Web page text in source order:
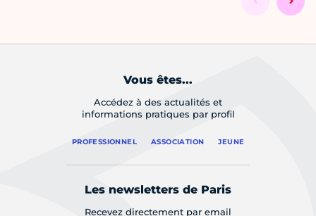
Vous êtes...
Accédez à des actualités et
informations pratiques par profil
PROFESSIONNEL ASSOCIATION JEUNE
Les newsletters de Paris
Recevez directement par email